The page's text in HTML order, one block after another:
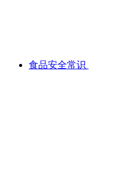
食品安全常识